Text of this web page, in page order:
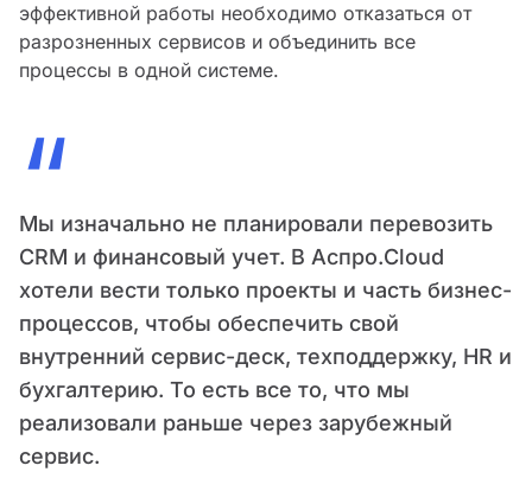
эффективной работы необходимо отказаться от
разрозненных сервисов и объединить все
процессы в одной системе.
“
Мы изначально не планировали перевозить
CRM и финансовый учет. В Аспро.Cloud
хотели вести только проекты и часть бизнес-
процессов, чтобы обеспечить свой
внутренний сервис-деск, техподдержку, HR и
бухгалтерию. То есть все то, что мы
реализовали раньше через зарубежный
сервис.